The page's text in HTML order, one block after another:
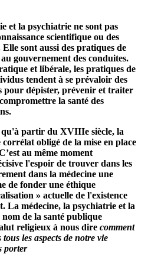
et la psychiatrie ne sont pas
scientifique ou des
sont aussi des pratiques de
gouvernement des conduites.
et libérale, les pratiques de
tendent à se prévaloir des
pour dépister, prévenir et traiter
la santé des
partir du XVIIIe siècle, la
obligé de la mise en place
au même moment
l'espoir de trouver dans les
dans la médecine une
de fonder une éthique
» actuelle de l'existence
La médecine, la psychiatrie et la
de la santé publique
religieux à nous dire comment
les aspects de notre vie
porter